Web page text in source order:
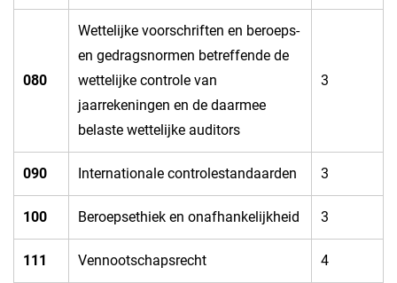
080​
​Wettelijke voorschriften en beroeps-
en gedragsnormen betreffende de
wettelijke controle van
jaarrekeningen en de daarmee
belaste wettelijke auditors
​3
​090 ​Internationale controlestandaarden ​3
100​ ​Beroepsethiek en onafhankelijkheid ​3
​111 ​Vennootschapsrecht ​4